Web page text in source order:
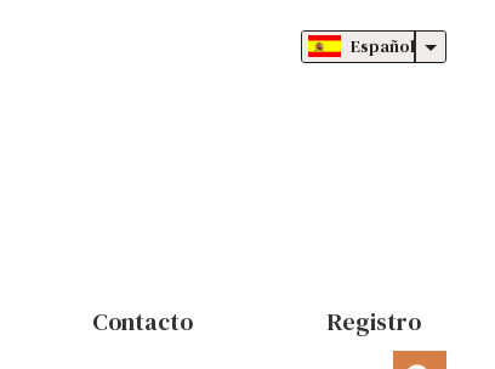
Español
Contacto Registro